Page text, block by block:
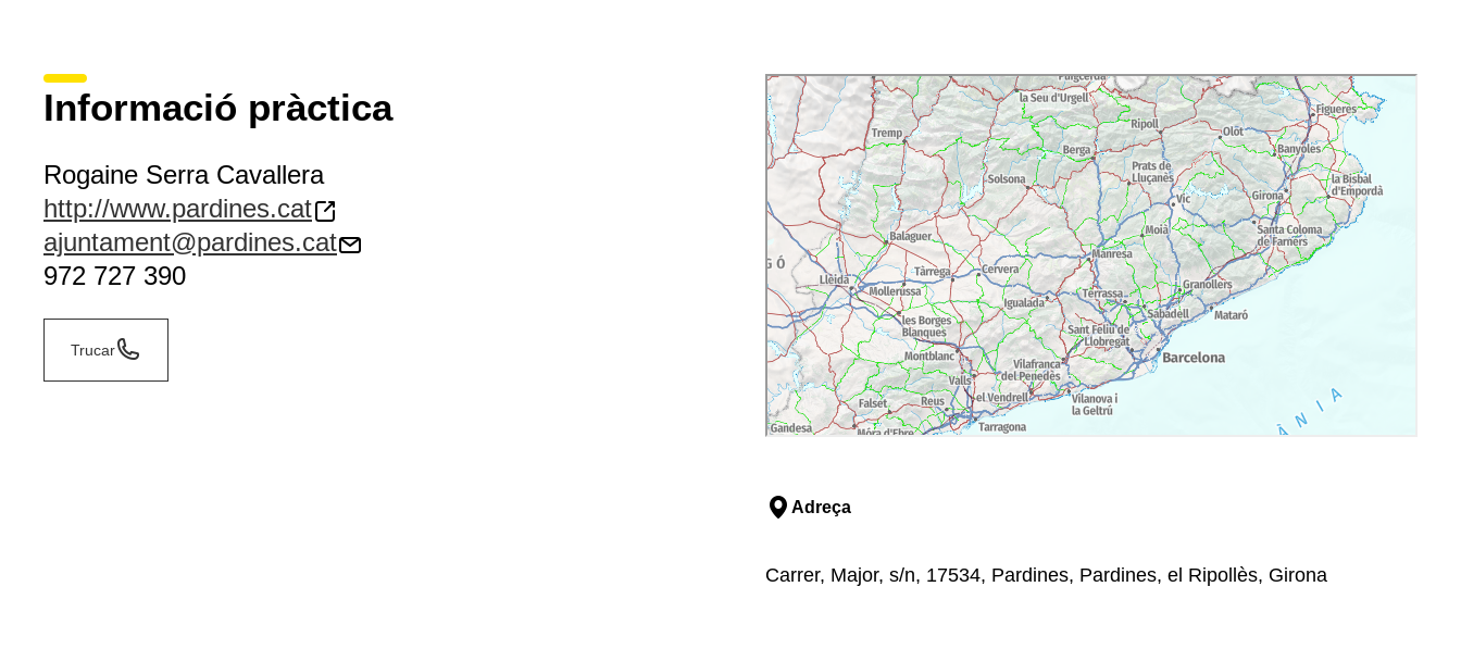
Informació pràctica
Rogaine Serra Cavallera
http://www.pardines.cat
ajuntament@pardines.cat
972 727 390
Trucar
Adreça
Carrer, Major, s/n, 17534, Pardines, Pardines, el Ripollès, Girona